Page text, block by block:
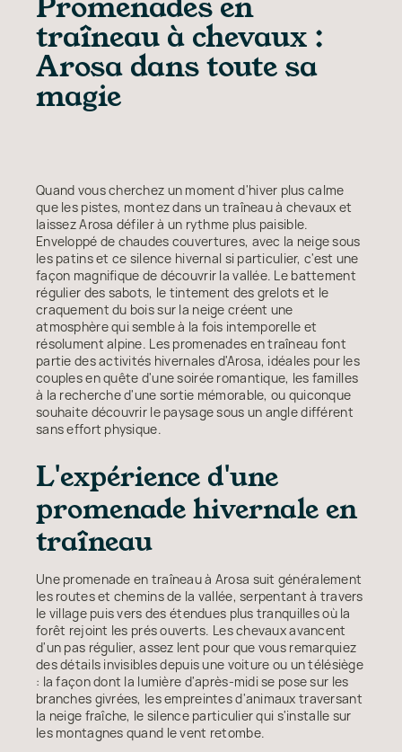
traîneau à chevaux :
Arosa dans toute sa
magie
Quand vous cherchez un moment d'hiver plus calme
que les pistes, montez dans un traîneau à chevaux et
laissez Arosa défiler à un rythme plus paisible.
Enveloppé de chaudes couvertures, avec la neige sous
les patins et ce silence hivernal si particulier, c'est une
façon magnifique de découvrir la vallée. Le battement
régulier des sabots, le tintement des grelots et le
craquement du bois sur la neige créent une
atmosphère qui semble à la fois intemporelle et
résolument alpine. Les promenades en traîneau font
partie des activités hivernales d'Arosa, idéales pour les
couples en quête d'une soirée romantique, les familles
à la recherche d'une sortie mémorable, ou quiconque
souhaite découvrir le paysage sous un angle différent
sans effort physique.
L'expérience d'une
promenade hivernale en
traîneau
Une promenade en traîneau à Arosa suit généralement
les routes et chemins de la vallée, serpentant à travers
le village puis vers des étendues plus tranquilles où la
forêt rejoint les prés ouverts. Les chevaux avancent
d'un pas régulier, assez lent pour que vous remarquiez
des détails invisibles depuis une voiture ou un télésiège
: la façon dont la lumière d'après-midi se pose sur les
branches givrées, les empreintes d'animaux traversant
la neige fraîche, le silence particulier qui s'installe sur
les montagnes quand le vent retombe.